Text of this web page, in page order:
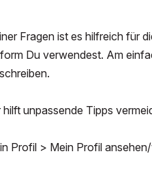
Fragen ist es hilfreich für
Du verwendest. Am
unpassende Tipps
Profil > Mein Profil